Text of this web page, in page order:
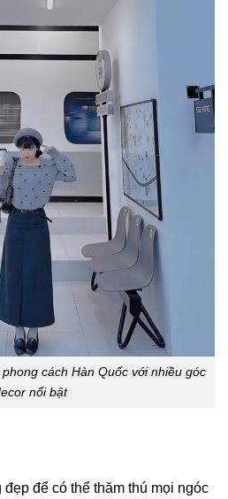
cách Hàn Quốc với nhiều góc
nổi bật
để có thể thăm thú mọi ngóc